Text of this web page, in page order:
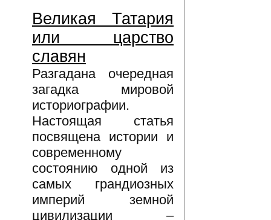
Великая Татария
или царство
славян
Разгадана очередная
загадка мировой
историографии.
Настоящая статья
посвящена истории и
современному
состоянию одной из
самых грандиозных
империй земной
цивилизации –